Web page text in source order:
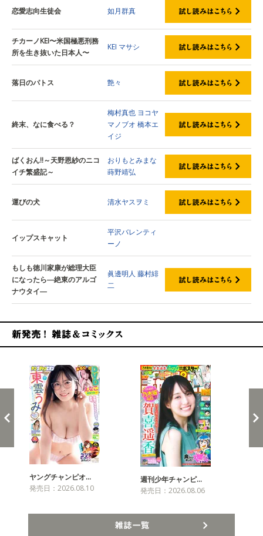
恋愛志向生徒会 如月群真
チカーノKEI〜米国極悪刑務
所を生き抜いた日本人〜
KEI マサシ
落日のパトス 艶々
終末、なに食べる？
梅村真也 ヨコヤ
マノブオ 橋本エ
イジ
ばくおん‼～天野恩紗のニコ
イチ繁盛記～
おりもとみまな
蒔野靖弘
運びの犬 清水ヤスヲミ
イップスキャット
平沢バレンティ
ーノ
もしも徳川家康が総理大臣
になったら―絶東のアルゴ
ナウタイ―
眞邊明人 藤村緋
二
ヤングチャンピオ…
発売日：2026.08.10
週刊少年チャンピ…
発売日：2026.08.06